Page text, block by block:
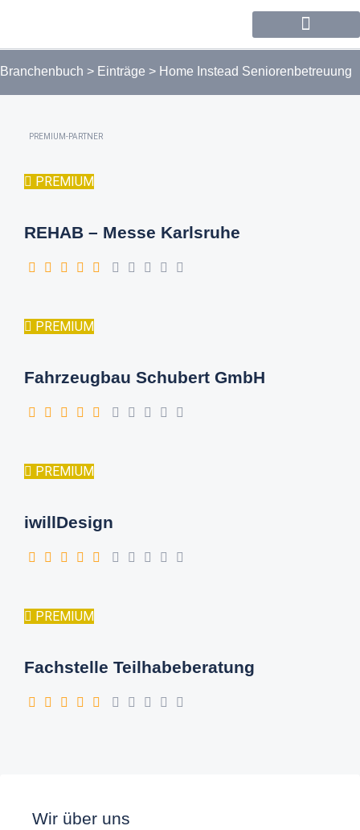
Branchenbuch > Einträge > Home Instead Seniorenbetreuung
PREMIUM-PARTNER
PREMIUM
REHAB – Messe Karlsruhe
PREMIUM
Fahrzeugbau Schubert GmbH
PREMIUM
iwillDesign
PREMIUM
Fachstelle Teilhabeberatung
Wir über uns